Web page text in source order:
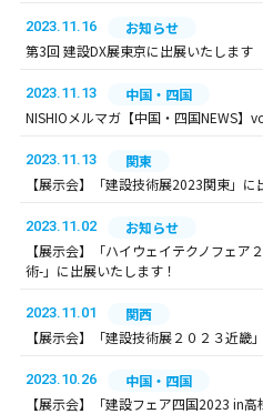
2023.11.16
お知らせ
第3回 建設DX展東京に出展いたします
2023.11.13
中国・四国
NISHIOメルマガ【中国・四国NEWS】
2023.11.13
関東
【展示会】「建設技術展2023関東」に
2023.11.02
お知らせ
【展示会】「ハイウェイテクノフェ
術-」に出展いたします！
2023.11.01
関西
【展示会】「建設技術展２０２３近畿
2023.10.26
中国・四国
【展示会】「建設フェア四国2023 in